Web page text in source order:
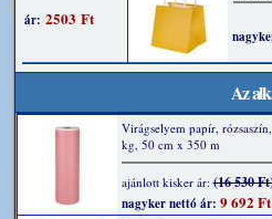
Az
Virágselyem papír,
kg, 50 cm x 350 m
ajánlott kisker ár:(16 530
nagyker nettó ár: 9 692 Ft